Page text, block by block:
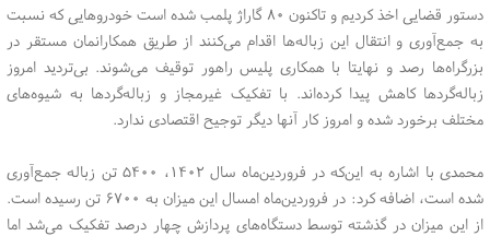
دستور قضایی اخذ کردیم و تاکنون ۸۰ گاراژ پلمب شده است خودروهایی که نسبت
به جمع‌آوری و انتقال این زباله‌ها اقدام می‌کنند از طریق همکارانمان مستقر در
بزرگراه‌ها رصد و نهایتا با همکاری پلیس راهور توقیف می‌شوند. بی‌تردید امروز
زباله‌گردها کاهش پیدا کرده‌اند. با تفکیک غیرمجاز و زباله‌گردها به شیوه‌های
مختلف برخورد شده و امروز کار آنها دیگر توجیح اقتصادی ندارد.
محمدی با اشاره به این‌که در فروردین‌ماه سال ۱۴۰۲، ۵۴۰۰ تن زباله جمع‌آوری
شده است، اضافه کرد: در فروردین‌ماه امسال این میزان به ۶۷۰۰ تن رسیده است.
از این میزان در گذشته توسط دستگاه‌های پردازش چهار درصد تفکیک می‌شد اما